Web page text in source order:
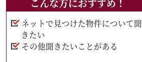
ネットで見つけた物件について聞
きたい
その他聞きたいことがある